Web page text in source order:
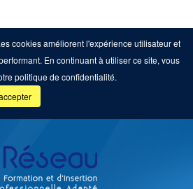
cookies améliorent l'expérience utilisateur et
En continuant à utiliser ce site, vous
politique de confidentialité.